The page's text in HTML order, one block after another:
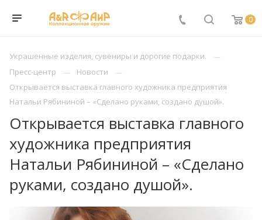
0
Украшенные изделия, сувениры и дорогие подарки.
Пресс-центр
Новости
Открывается выставка главного художника предприятия
Натальи Рябининой – «Сделано руками, создано душой».
Открывается выставка главного
художника предприятия
Натальи Рябининой – «Сделано
руками, создано душой».